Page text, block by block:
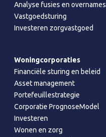
Analyse fusies en overnames
Vastgoedsturing
Investeren zorgvastgoed
Woningcorporaties
Financiële sturing en beleid
Asset management
Portefeuillestrategie
Corporatie PrognoseModel
Investeren
Wonen en zorg